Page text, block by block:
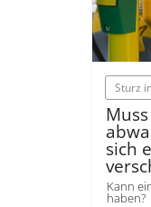
Sturz
sich
Kann
haben?